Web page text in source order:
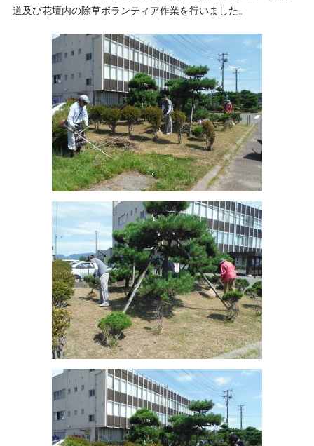
道及び花壇内の除草ボランティア作業を行いました。